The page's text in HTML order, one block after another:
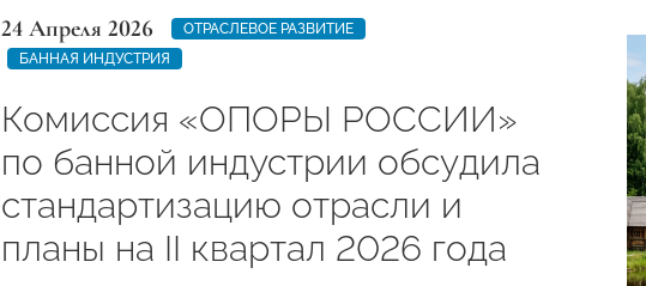
24 Апреля 2026
ОТРАСЛЕВОЕ РАЗВИТИЕ
БАННАЯ ИНДУСТРИЯ
Комиссия «ОПОРЫ РОССИИ»
по банной индустрии обсудила
стандартизацию отрасли и
планы на II квартал 2026 года